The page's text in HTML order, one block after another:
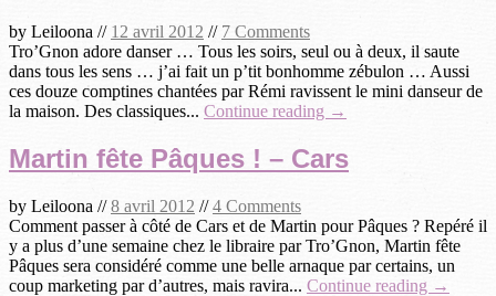
by Leiloona // 12 avril 2012 // 7 Comments
Tro’Gnon adore danser … Tous les soirs, seul ou à deux, il saute
dans tous les sens … j’ai fait un p’tit bonhomme zébulon … Aussi
ces douze comptines chantées par Rémi ravissent le mini danseur de
la maison. Des classiques... Continue reading →
Martin fête Pâques ! – Cars
by Leiloona //8 avril 2012 //4 Comments
Comment passer à côté de Cars et de Martin pour Pâques ? Repéré il
y a plus d’une semaine chez le libraire par Tro’Gnon, Martin fête
Pâques sera considéré comme une belle arnaque par certains, un
coup marketing par d’autres, mais ravira... Continue reading →